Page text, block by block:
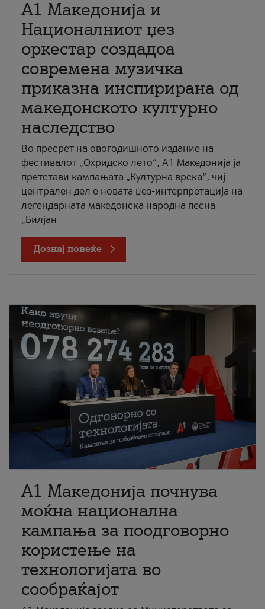
А1 Македонија и
Националниот џез
оркестар создадоа
современа музичка
приказна инспирирана од
македонското културно
наследство
Во пресрет на овогодишното издание на
фестивалот „Охридско лето“, А1 Македонија ја
претстави кампањата „Културна врска“, чиј
централен дел е новата џез-интерпретација на
легендарната македонска народна песна
„Билјан
Дознај повеќе
A1 Македонија почнува
моќна национална
кампања за поодговорно
користење на
технологијата во
сообраќајот